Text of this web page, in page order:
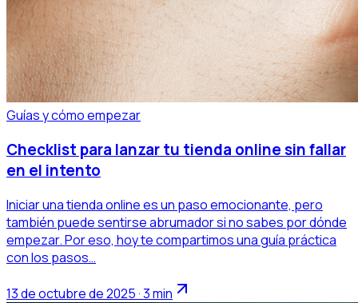
Guías y cómo empezar
Checklist para lanzar tu tienda online sin fallar
en el intento
Iniciar una tienda online es un paso emocionante, pero
también puede sentirse abrumador si no sabes por dónde
empezar. Por eso, hoy te compartimos una guía práctica
con los pasos…
13 de octubre de 2025 · 3 min